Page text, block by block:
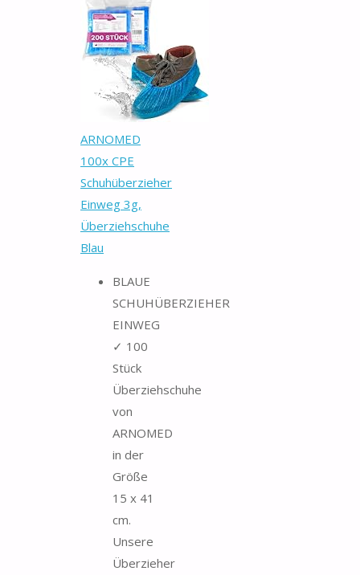
ARNOMED
100x CPE
Schuhüberzieher
Einweg 3g,
Überziehschuhe
Blau
BLAUE
SCHUHÜBERZIEHER
EINWEG
✓ 100
Stück
Überziehschuhe
von
ARNOMED
in der
Größe
15 x 41
cm.
Unsere
Überzieher